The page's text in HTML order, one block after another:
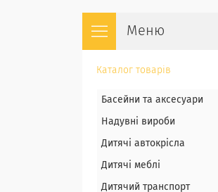
Каталог товарів
Басейни та аксесуари
Надувні вироби
Дитячі автокрісла
Дитячі меблі
Дитячий транспорт